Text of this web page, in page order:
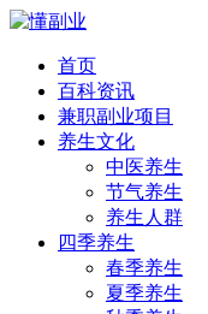
首页
百科资讯
兼职副业项目
养生文化
中医养生
节气养生
养生人群
四季养生
春季养生
夏季养生